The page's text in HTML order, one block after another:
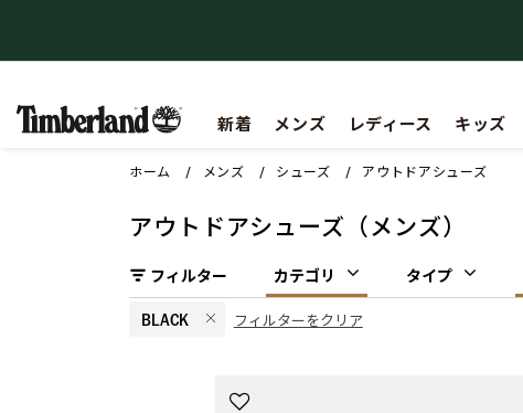
新着 メンズ レディース キッズ
ホーム メンズ シューズ アウトドアシューズ
アウトドアシューズ（メンズ）
フィルター カテゴリ タイプ
BLACK
フィルターをクリア